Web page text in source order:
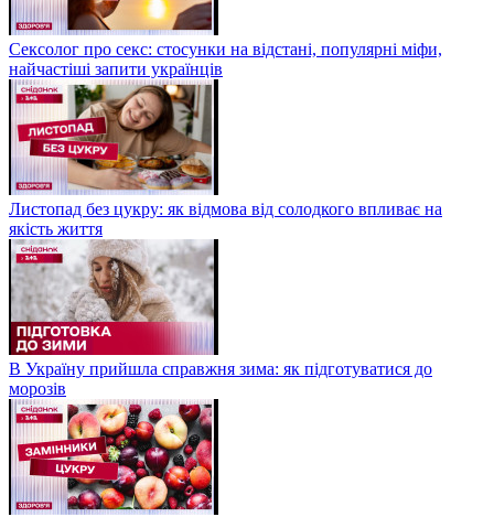
Сексолог про секс: стосунки на відстані, популярні міфи,
найчастіші запити українців
Листопад без цукру: як відмова від солодкого впливає на
якість життя
В Україну прийшла справжня зима: як підготуватися до
морозів